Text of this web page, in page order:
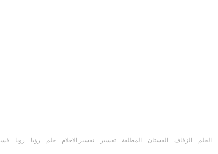
الحلم الزفاف الفستان المطلقة تفسير تفسير الاحلام حلم رؤيا رويا